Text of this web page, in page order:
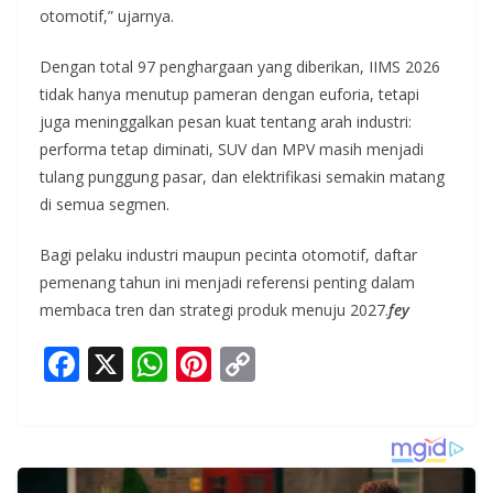
otomotif,” ujarnya.
Dengan total 97 penghargaan yang diberikan, IIMS 2026
tidak hanya menutup pameran dengan euforia, tetapi
juga meninggalkan pesan kuat tentang arah industri:
performa tetap diminati, SUV dan MPV masih menjadi
tulang punggung pasar, dan elektrifikasi semakin matang
di semua segmen.
Bagi pelaku industri maupun pecinta otomotif, daftar
pemenang tahun ini menjadi referensi penting dalam
membaca tren dan strategi produk menuju 2027.fey
F
b
X W
s
Pi
e y